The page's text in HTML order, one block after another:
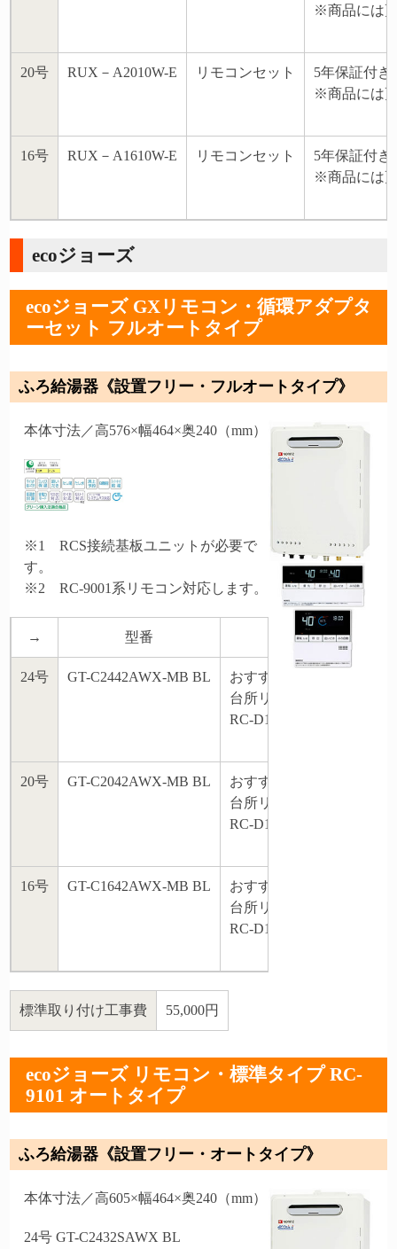
※商品には
20号 RUX－A2010W-E リモコンセット
5年保証付き
※商品には
16号 RUX－A1610W-E リモコンセット
5年保証付き
※商品には
ecoジョーズ
ecoジョーズ GXリモコン・循環アダプタ
ーセット フルオートタイプ
ふろ給湯器《設置フリー・フルオートタイプ》
本体寸法／高576×幅464×奥240（mm）
※1 RCS接続基板ユニットが必要で
す。
※2 RC-9001系リモコン対応します。
→ 型番 商品付属
24号 GT-C2442AWX-MB BL
おすすめ標準タイプリモ
台所リモコン・浴室リモ
RC-D101Eマルチセット
20号 GT-C2042AWX-MB BL
おすすめ標準タイプリモ
台所リモコン・浴室リモ
RC-D101Eマルチセット
16号 GT-C1642AWX-MB BL
おすすめ標準タイプリモ
台所リモコン・浴室リモ
RC-D101Eマルチセット
標準取り付け工事費 55,000円
ecoジョーズ リモコン・標準タイプ RC-
9101 オートタイプ
ふろ給湯器《設置フリー・オートタイプ》
本体寸法／高605×幅464×奥240（mm）
24号 GT-C2432SAWX BL